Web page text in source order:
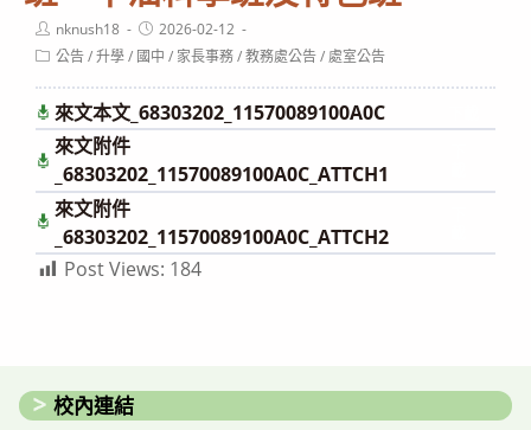
Post
author:
nknush18
Post
published:
2026-02-12
Post公告/升學/ 國中 / 家長事務/教務處公告/處室公告
來文本文_68303202_11570089100A0C
來文附件
_68303202_11570089100A0C_ATTCH1
來文附件
_68303202_11570089100A0C_ATTCH2
Post Views: 184
校內連結